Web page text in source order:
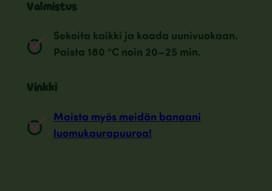
Valmistus
Sekoita kaikki ja kaada uunivuokaan.
Paista 180 °C noin 20–25 min.
Vinkki
Maista myös meidän banaani
luomukaurapuuroa!